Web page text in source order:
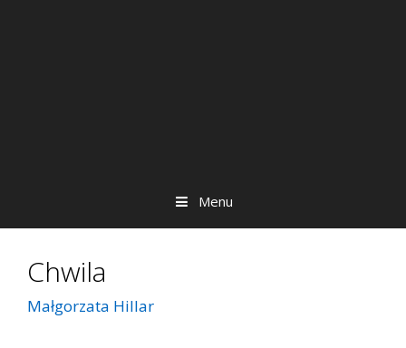
Menu
Chwila
Małgorzata Hillar